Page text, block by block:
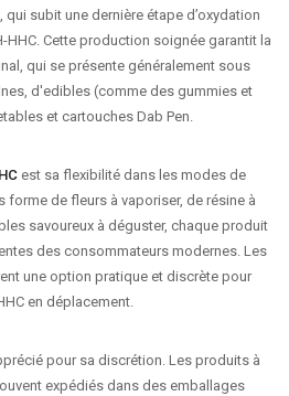
subit une dernière étape d’oxydation
HHC. Cette production soignée garantit la
qui se présente généralement sous
d'edibles (comme des gummies et
et cartouches Dab Pen.
est sa flexibilité dans les modes de
de fleurs à vaporiser, de résine à
savoureux à déguster, chaque produit
des consommateurs modernes. Les
une option pratique et discrète pour
en déplacement.
pour sa discrétion. Les produits à
expédiés dans des emballages